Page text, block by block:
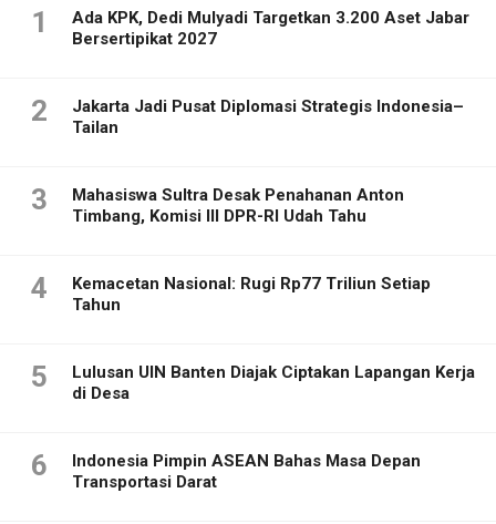
1
Ada KPK, Dedi Mulyadi Targetkan 3.200 Aset Jabar
Bersertipikat 2027
2
Jakarta Jadi Pusat Diplomasi Strategis Indonesia–
Tailan
3
Mahasiswa Sultra Desak Penahanan Anton
Timbang, Komisi III DPR-RI Udah Tahu
4
Kemacetan Nasional: Rugi Rp77 Triliun Setiap
Tahun
5
Lulusan UIN Banten Diajak Ciptakan Lapangan Kerja
di Desa
6
Indonesia Pimpin ASEAN Bahas Masa Depan
Transportasi Darat